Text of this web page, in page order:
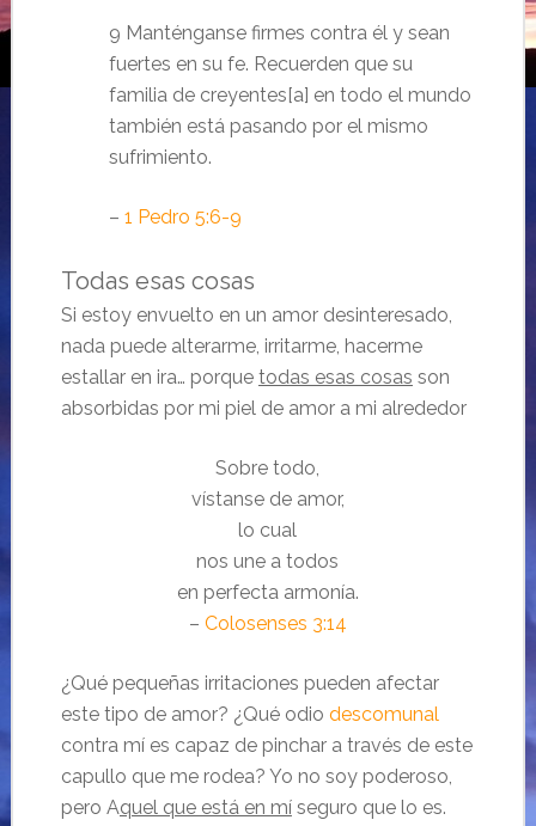
9 Manténganse firmes contra él y sean
fuertes en su fe. Recuerden que su
familia de creyentes[a] en todo el mundo
también está pasando por el mismo
sufrimiento.
– 1 Pedro 5:6-9
Todas esas cosas
Si estoy envuelto en un amor desinteresado,
nada puede alterarme, irritarme, hacerme
estallar en ira… porque todas esas cosas son
absorbidas por mi piel de amor a mi alrededor
Sobre todo,
vístanse de amor,
lo cual
nos une a todos
en perfecta armonía.
– Colosenses 3:14
¿Qué pequeñas irritaciones pueden afectar
este tipo de amor? ¿Qué odio descomunal
contra mí es capaz de pinchar a través de este
capullo que me rodea? Yo no soy poderoso,
pero Aquel que está en míseguro que lo es.